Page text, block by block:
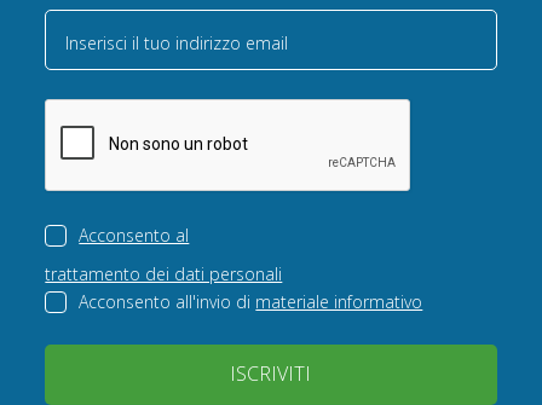
Inserisci il tuo indirizzo email
Acconsento al
trattamento dei dati personali
Acconsento all'invio di materiale informativo
ISCRIVITI